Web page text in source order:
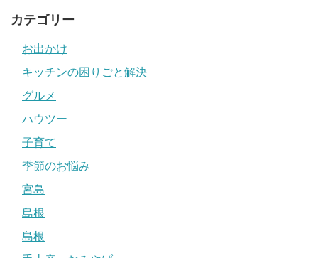
カテゴリー
お出かけ
キッチンの困りごと解決
グルメ
ハウツー
子育て
季節のお悩み
宮島
島根
島根